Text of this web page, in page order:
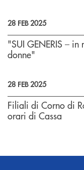
28 FEB 2025
"SUI GENERIS –
donne"
28 FEB 2025
Filiali di Corno di
orari di Cassa